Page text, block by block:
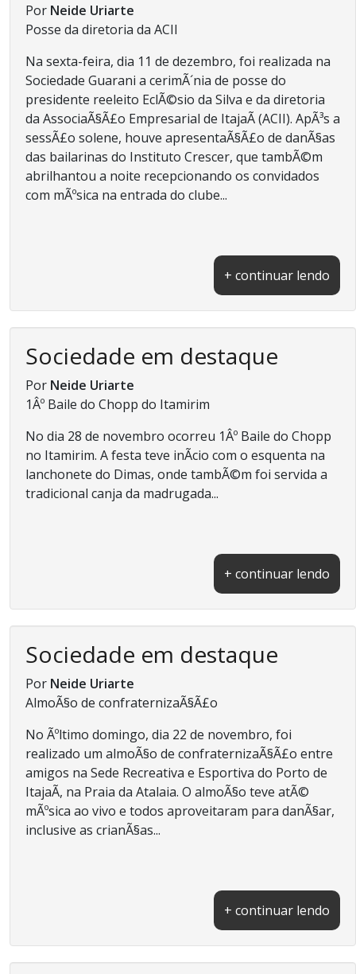
Por Neide Uriarte
Posse da diretoria da ACII
Na sexta-feira, dia 11 de dezembro, foi realizada na
Sociedade Guarani a cerimÃ´nia de posse do
presidente reeleito EclÃ©sio da Silva e da diretoria
da AssociaÃ§Ã£o Empresarial de ItajaÃ­ (ACII). ApÃ³s a
sessÃ£o solene, houve apresentaÃ§Ã£o de danÃ§as
das bailarinas do Instituto Crescer, que tambÃ©m
abrilhantou a noite recepcionando os convidados
com mÃºsica na entrada do clube...
+ continuar lendo
Sociedade em destaque
Por Neide Uriarte
1Âº Baile do Chopp do Itamirim
No dia 28 de novembro ocorreu 1Âº Baile do Chopp
no Itamirim. A festa teve inÃ­cio com o esquenta na
lanchonete do Dimas, onde tambÃ©m foi servida a
tradicional canja da madrugada...
+ continuar lendo
Sociedade em destaque
Por Neide Uriarte
AlmoÃ§o de confraternizaÃ§Ã£o
No Ãºltimo domingo, dia 22 de novembro, foi
realizado um almoÃ§o de confraternizaÃ§Ã£o entre
amigos na Sede Recreativa e Esportiva do Porto de
ItajaÃ­, na Praia da Atalaia. O almoÃ§o teve atÃ©
mÃºsica ao vivo e todos aproveitaram para danÃ§ar,
inclusive as crianÃ§as...
+ continuar lendo